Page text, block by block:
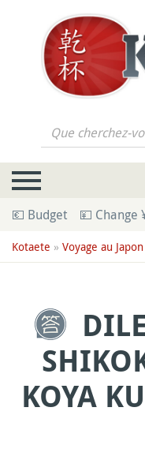
Que cherchez-
💶 Budget 💴 Change
Kotaete » Voyage au Japon
KOYA